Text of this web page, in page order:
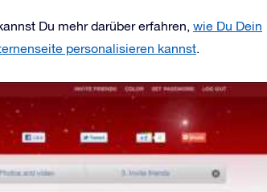
Du mehr darüber erfahren, wie Du Dein
personalisieren kannst.